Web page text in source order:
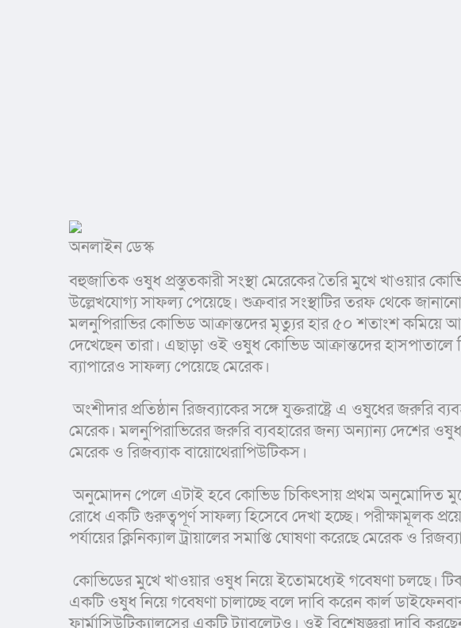
অনলাইন ডেস্ক
বহুজাতিক ওষুধ প্রস্তুতকারী সংস্থা মেরেকের তৈরি মুখে খাওয়ার
উল্লেখযোগ্য সাফল্য পেয়েছে। শুক্রবার সংস্থাটির তরফ থেকে
মলনুপিরাভির কোভিড আক্রান্তদের মৃত্যুর হার ৫০ শতাংশ কমিয়ে
দেখেছেন তারা। এছাড়া ওই ওষুধ কোভিড আক্রান্তদের হাসপাতালে
ব্যাপারেও সাফল্য পেয়েছে মেরেক।
অংশীদার প্রতিষ্ঠান রিজব্যাকের সঙ্গে যুক্তরাষ্ট্রে এ ওষুধের জরুরি ব্যবহারের অনুমতি চাওয়া হবে বলে জানিয়েছে
মেরেক। মলনুপিরাভিরের জরুরি ব্যবহারের জন্য অন্যান্য দেশের
মেরেক ও রিজব্যাক বায়োথেরাপিউটিকস।
অনুমোদন পেলে এটাই হবে কোভিড চিকিৎসায় প্রথম অনুমোদিত মুখে খাওয়ার ওষুধ। একে করোনা মহামারি
রোধে একটি গুরুত্বপূর্ণ সাফল্য হিসেবে দেখা হচ্ছে। পরীক্ষামূলক
পর্যায়ের ক্লিনিক্যাল ট্রায়ালের সমাপ্তি ঘোষণা করেছে মেরেক ও
একটি ওষুধ নিয়ে গবেষণা চালাচ্ছে বলে দাবি করেন কার্ল
ফার্মাসিউটিক্যালসের একটি ট্যাবলেটও। ওই বিশেষজ্ঞরা দাবি